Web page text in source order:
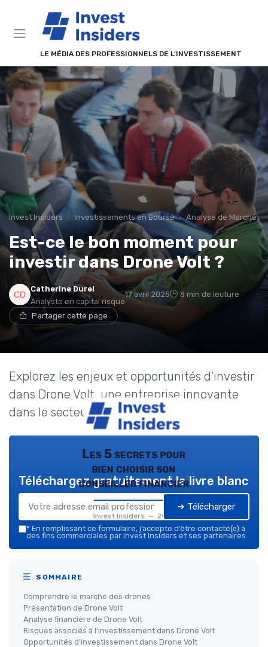
LE MÉDIA DES PROFESSIONNELS DE L'INVESTISSEMENT
Invest Insiders Investissements en Bourse Analyse de Marché
Est-ce le bon moment pour
investir dans Drone Volt ?
Catherine Durel
Analyste en capital risque
17 avril 2025 8 min de lecture
Partager cette page
Explorez les enjeux et opportunités d'investir
dans Drone Volt, une entreprise innovante
dans le secteur des drones.
Les 5 secrets pour
bien choisir son
conseiller financier
Invest Insiders — 2026
Téléchargez gratuitement le livre blanc
➔ Télécharger
* En remplissant ce formulaire, j’accepte d’être contacté(e) à
des fins commerciales par Invest Insiders et ses partenaires.
SOMMAIRE
Comprendre le marché des drones
Présentation de Drone Volt
Analyse financière de Drone Volt
Risques associés à l'investissement dans Drone Volt
Opportunités d'investissement dans Drone Volt